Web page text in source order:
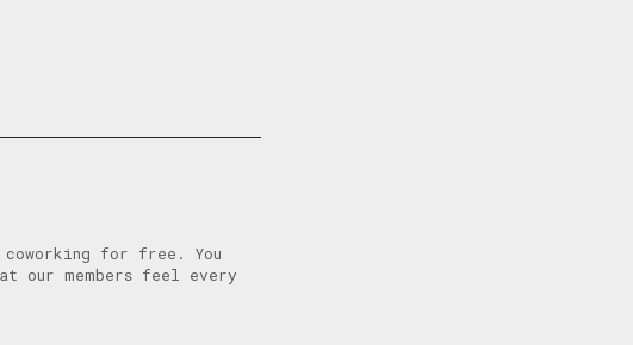
for free. You
our members feel every